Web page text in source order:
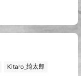
Kitaro_绮太郎